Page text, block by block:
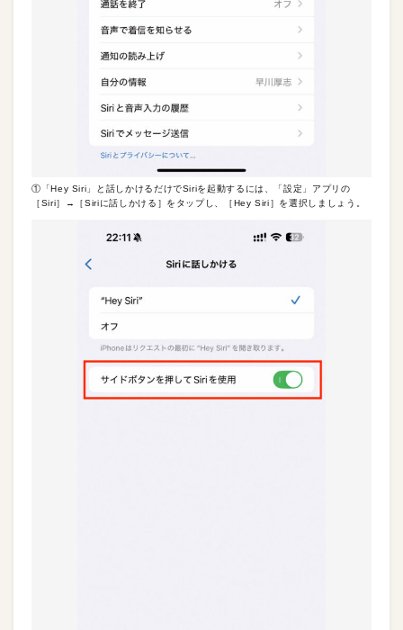
①「Hey Siri」と話しかけるだけでSiriを起動するには、「設定」アプリの
［Siri］→［Siriに話しかける］をタップし、［Hey Siri］を選択しましょう。